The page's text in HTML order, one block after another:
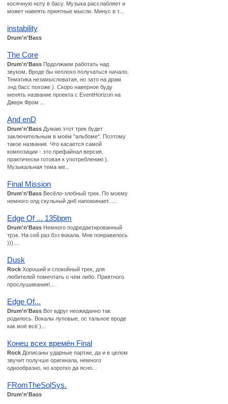
косячную ноту в басу. Музыка расслабляет и
может навеять приятные мысли. Минус в т...
instability
Drum'n'Bass
The Core
Drum'n'Bass Прдолжаем работать над
звуком. Вроде бы неплохо получаться начало.
Тематика незамысловатая, но зато на драм
энд басс похоже ). Скоро наверное буду
менять название проекта с EventHorizon на
Джерк Фром ...
And enD
Drum'n'Bass Думаю этот трек будет
заключительным в моём "альбоме". Поэтому
такое название. Что касается самой
композиции - это префайнал версия,
практически готовая к употреблению ).
Музыкальная тема ме...
Final Mission
Drum'n'Bass Весёло-злобный трек. По моему
немного олд скульный днб напоминает......
Edge Of ... 135bpm
Drum'n'Bass Немного подредактированный
трэк. На сей раз бэз вокала. Мне понравилось
)))....
Dusk
Rock Хороший и спокойный трек, для
любителей помечтать о чём либо. Приятного
прослушивания!...
Edge Of...
Drum'n'Bass Вот вдруг неожиданно так
родилось. Вокалы луповые, ос тальное вроде
как моё всё )...
Конец всех времён Final
Rock Дописаны ударные партии, да и в целом
звучит получше оригинала, немного
однообразно, но коротко да ясно...
FRomTheSolSys.
Drum'n'Bass